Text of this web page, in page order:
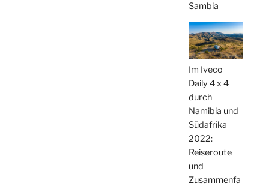
Sambia
Im Iveco
Daily 4 x 4
durch
Namibia und
Südafrika
2022:
Reiseroute
und
Zusammenfa